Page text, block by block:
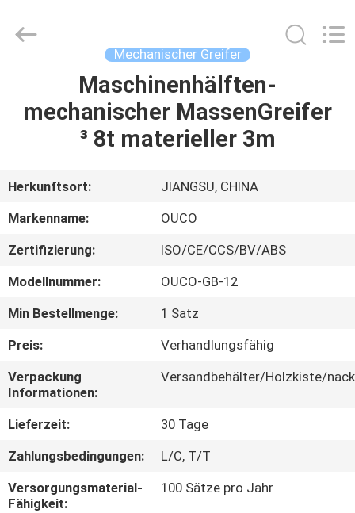
HAUSE
VIDEOS
VR-
SHOW
ÜBER
UNS
WERKSBESICHTIGUNG
QUALITÄTSKONTROLLE
GROUP
Mechanischer Greifer
Maschinenhälften-
mechanischer MassenGreifer
³ 8t materieller 3m
Herkunftsort:
JIANGSU, CHINA
Markenname:
OUCO
Zertifizierung:
ISO/CE/CCS/BV/ABS
Modellnummer:
OUCO-GB-12
Min Bestellmenge:
1 Satz
Preis:
Verhandlungsfähig
Verpackung
Informationen:
Versandbehälter/Holzkiste/
Lieferzeit:
30 Tage
Zahlungsbedingungen:
L/C, T/T
Versorgungsmaterial-
Fähigkeit:
100 Sätze pro Jahr